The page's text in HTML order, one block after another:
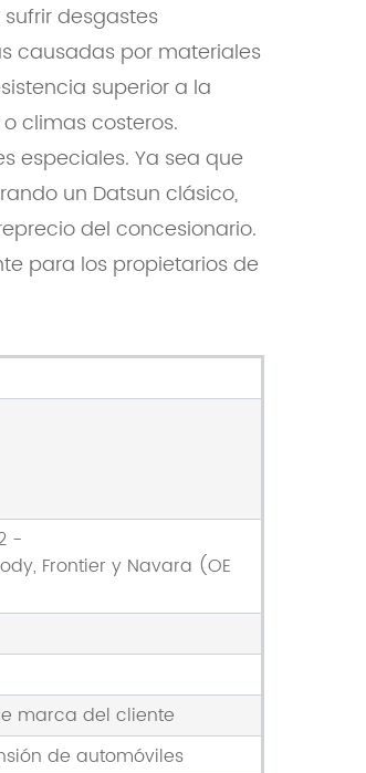
desgastes
causadas por materiales
superior a la
climas costeros.
especiales. Ya sea que
un Datsun clásico,
del concesionario.
para los propietarios de
-
Frontier y Navara (OE
marca del cliente
de automóviles